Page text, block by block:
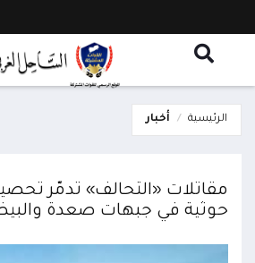
الرئيسية أخبار
مقاتلات «التحالف» تدمّر
حوثية في جبهات صعدة